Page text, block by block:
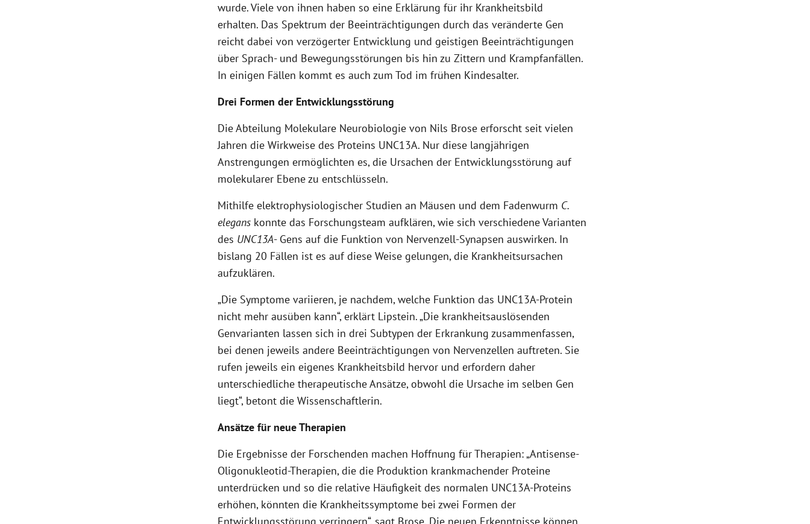
wurde. Viele von ihnen haben so eine Erklärung für ihr Krankheitsbild
erhalten. Das Spektrum der Beeinträchtigungen durch das veränderte Gen
reicht dabei von verzögerter Entwicklung und geistigen Beeinträchtigungen
über Sprach- und Bewegungsstörungen bis hin zu Zittern und Krampfanfällen.
In einigen Fällen kommt es auch zum Tod im frühen Kindesalter.
Drei Formen der Entwicklungsstörung
Die Abteilung Molekulare Neurobiologie von Nils Brose erforscht seit vielen
Jahren die Wirkweise des Proteins UNC13A. Nur diese langjährigen
Anstrengungen ermöglichten es, die Ursachen der Entwicklungsstörung auf
molekularer Ebene zu entschlüsseln.
Mithilfe elektrophysiologischer Studien an Mäusen und dem Fadenwurm C.
elegans konnte das Forschungsteam aufklären, wie sich verschiedene Varianten
des UNC13A- Gens auf die Funktion von Nervenzell-Synapsen auswirken. In
bislang 20 Fällen ist es auf diese Weise gelungen, die Krankheitsursachen
aufzuklären.
„Die Symptome variieren, je nachdem, welche Funktion das UNC13A-Protein
nicht mehr ausüben kann“, erklärt Lipstein. „Die krankheitsauslösenden
Genvarianten lassen sich in drei Subtypen der Erkrankung zusammenfassen,
bei denen jeweils andere Beeinträchtigungen von Nervenzellen auftreten. Sie
rufen jeweils ein eigenes Krankheitsbild hervor und erfordern daher
unterschiedliche therapeutische Ansätze, obwohl die Ursache im selben Gen
liegt“, betont die Wissenschaftlerin.
Ansätze für neue Therapien
Die Ergebnisse der Forschenden machen Hoffnung für Therapien: „Antisense-
Oligonukleotid-Therapien, die die Produktion krankmachender Proteine
unterdrücken und so die relative Häufigkeit des normalen UNC13A-Proteins
erhöhen, könnten die Krankheitssymptome bei zwei Formen der